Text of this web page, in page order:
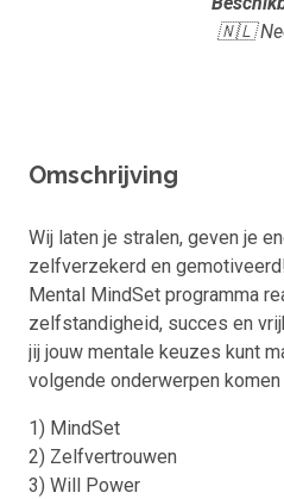
🇳🇱
Omschrijving
Wij laten je stralen, geven je
zelfverzekerd en
Mental MindSet programma
zelfstandigheid, succes en
jij jouw mentale keuzes kunt
volgende onderwerpen komen
1) MindSet
2) Zelfvertrouwen
3) Will Power